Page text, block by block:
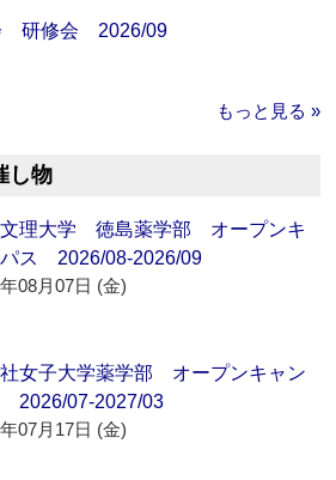
研修会 2026/09
もっと見る »
し物
理大学 徳島薬学部 オープンキ
パス 2026/08-2026/09
08月07日 (金)
女子大学薬学部 オープンキャン
2026/07-2027/03
07月17日 (金)